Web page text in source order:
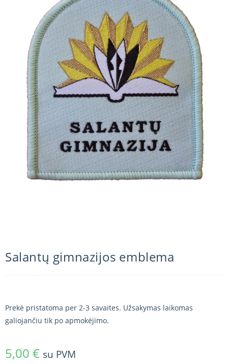
Salantų gimnazijos emblema
Prekė pristatoma per 2-3 savaites. Užsakymas laikomas
galiojančiu tik po apmokėjimo.
5,00 € su PVM